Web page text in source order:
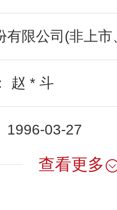
有限公司(非上
赵 * 斗
1996-03-27
查看更多